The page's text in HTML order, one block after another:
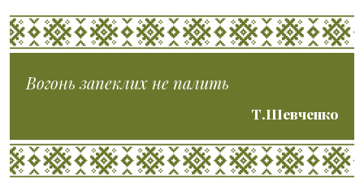
Вогонь запеклих не палить
Т.Шевченко